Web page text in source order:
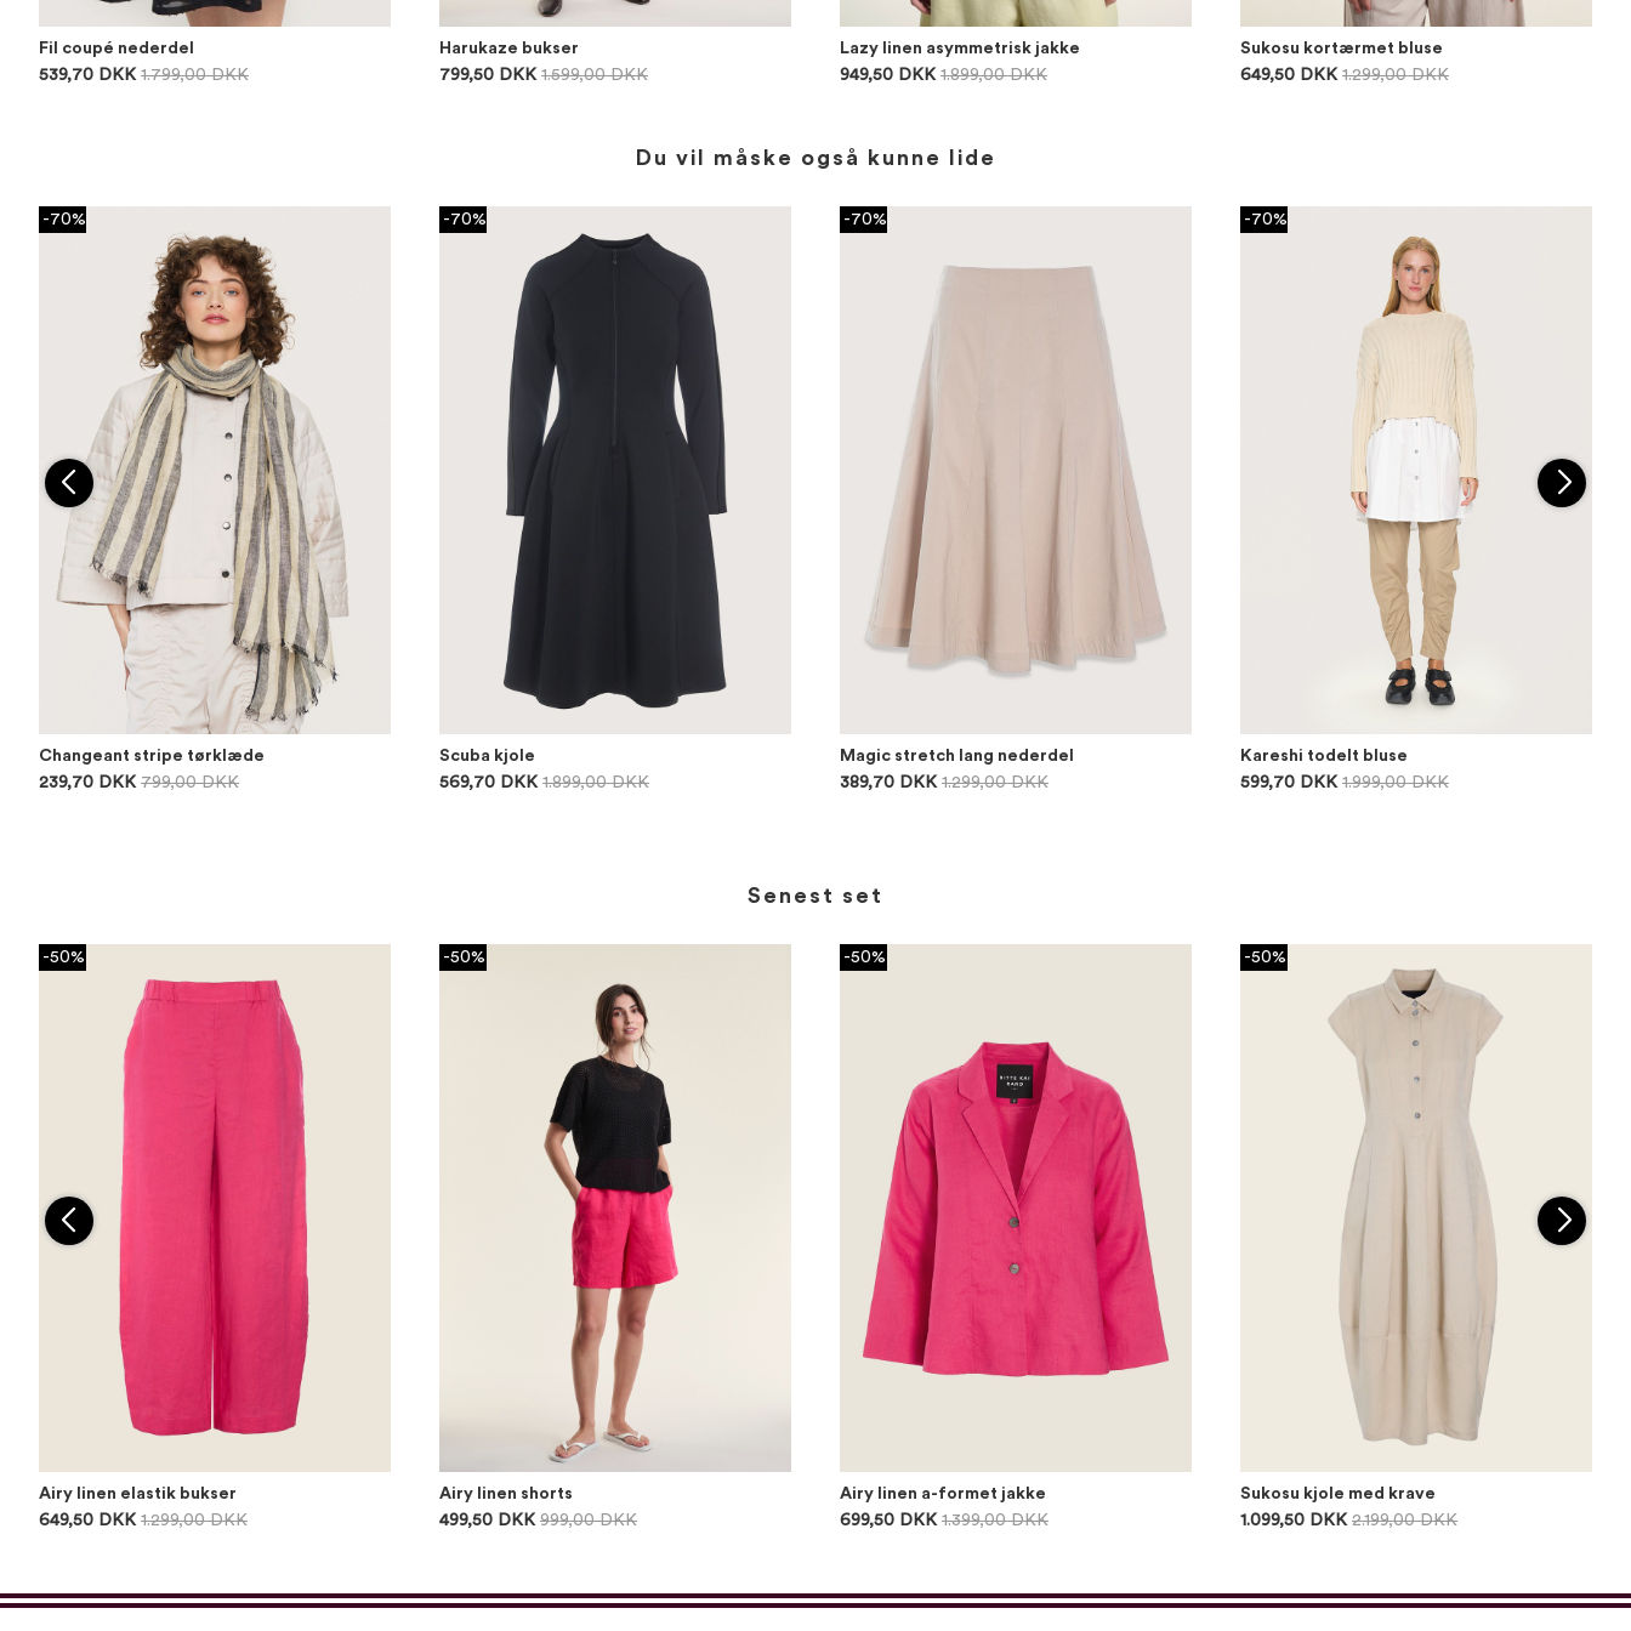
Fil coupé nederdel
539,70 DKK 1.799,00 DKK
Harukaze bukser
799,50 DKK 1.599,00 DKK
Lazy linen asymmetrisk jakke
949,50 DKK 1.899,00 DKK
Sukosu kortærmet bluse
649,50 DKK 1.299,00 DKK
Du vil måske også kunne lide
-70%
Changeant stripe tørklæde
239,70 DKK 799,00 DKK
-70%
Scuba kjole
569,70 DKK 1.899,00 DKK
-70%
Magic stretch lang nederdel
389,70 DKK 1.299,00 DKK
-70%
Kareshi todelt bluse
599,70 DKK 1.999,00 DKK
Senest set
-50%
Airy linen elastik bukser
649,50 DKK 1.299,00 DKK
-50%
Airy linen shorts
499,50 DKK 999,00 DKK
-50%
Airy linen a-formet jakke
699,50 DKK 1.399,00 DKK
-50%
Sukosu kjole med krave
1.099,50 DKK 2.199,00 DKK